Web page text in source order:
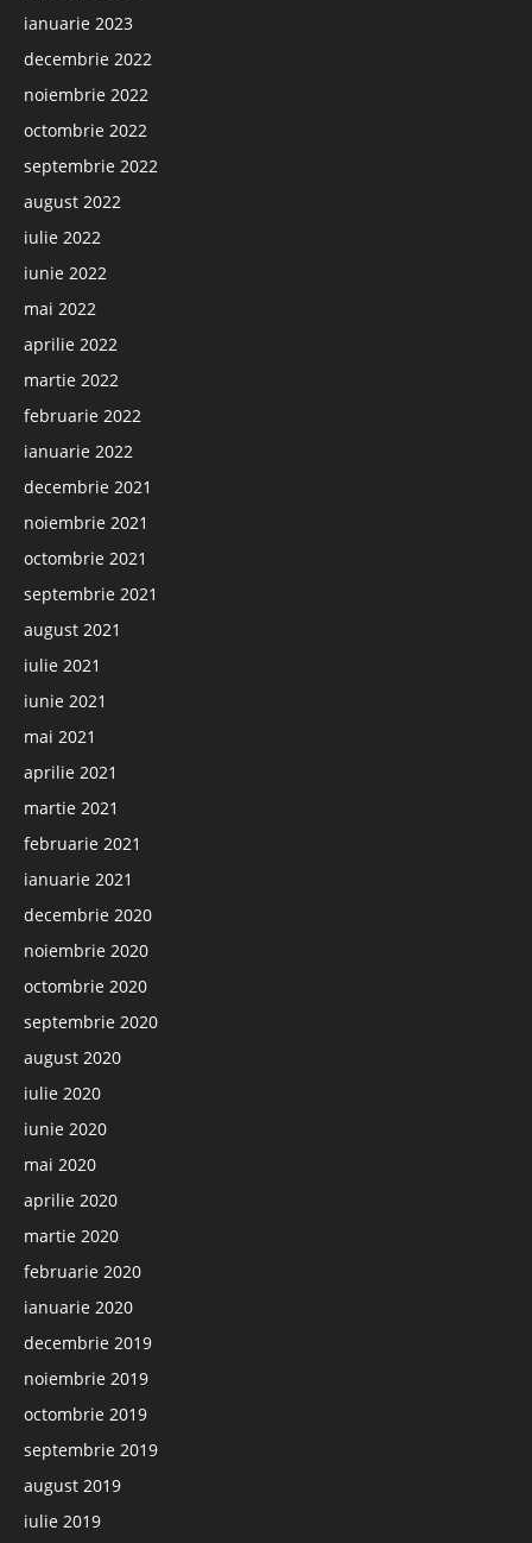
ianuarie 2023
decembrie 2022
noiembrie 2022
octombrie 2022
septembrie 2022
august 2022
iulie 2022
iunie 2022
mai 2022
aprilie 2022
martie 2022
februarie 2022
ianuarie 2022
decembrie 2021
noiembrie 2021
octombrie 2021
septembrie 2021
august 2021
iulie 2021
iunie 2021
mai 2021
aprilie 2021
martie 2021
februarie 2021
ianuarie 2021
decembrie 2020
noiembrie 2020
octombrie 2020
septembrie 2020
august 2020
iulie 2020
iunie 2020
mai 2020
aprilie 2020
martie 2020
februarie 2020
ianuarie 2020
decembrie 2019
noiembrie 2019
octombrie 2019
septembrie 2019
august 2019
iulie 2019